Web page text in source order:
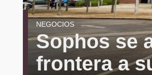
NEGOCIOS
Sophos se
frontera a